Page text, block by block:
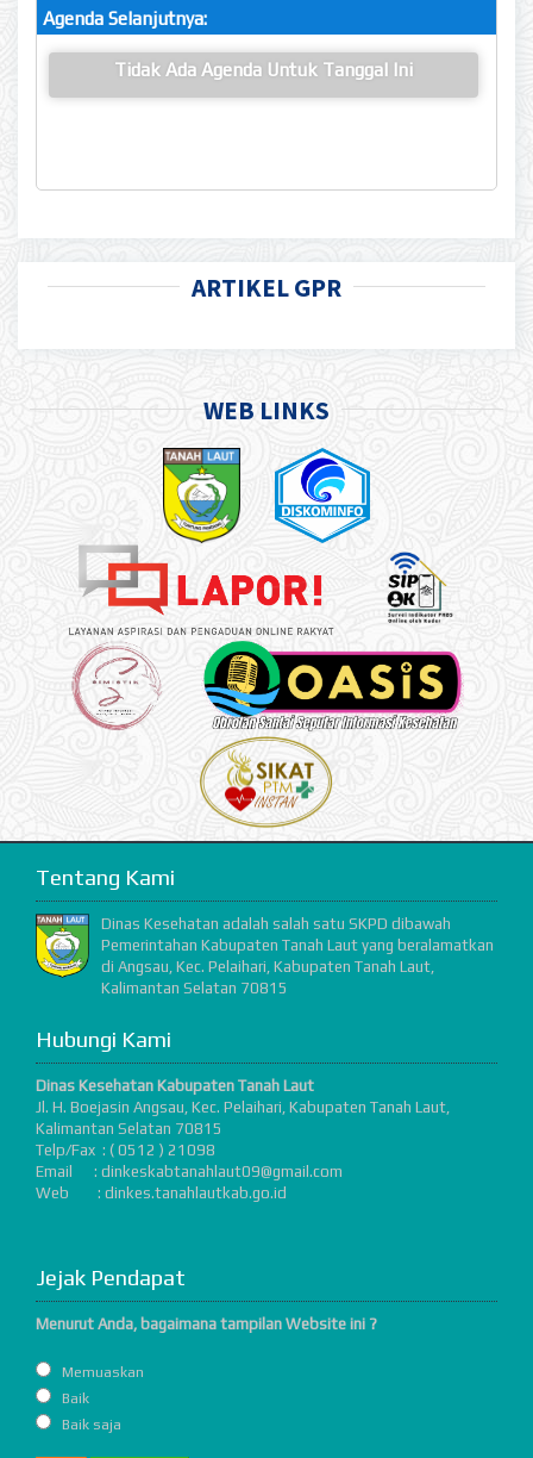
Agenda Selanjutnya:
Tidak Ada Agenda Untuk Tanggal Ini
ARTIKEL GPR
WEB LINKS
Tentang Kami
Dinas Kesehatan adalah salah satu SKPD dibawah
Pemerintahan Kabupaten Tanah Laut yang beralamatkan
di Angsau, Kec. Pelaihari, Kabupaten Tanah Laut,
Kalimantan Selatan 70815
Hubungi Kami
Dinas Kesehatan Kabupaten Tanah Laut
Jl. H. Boejasin Angsau, Kec. Pelaihari, Kabupaten Tanah Laut,
Kalimantan Selatan 70815
Telp/Fax : ( 0512 ) 21098
Email : dinkeskabtanahlaut09@gmail.com
Web : dinkes.tanahlautkab.go.id
Jejak Pendapat
Menurut Anda, bagaimana tampilan Website ini ?
Memuaskan
Baik
Baik saja